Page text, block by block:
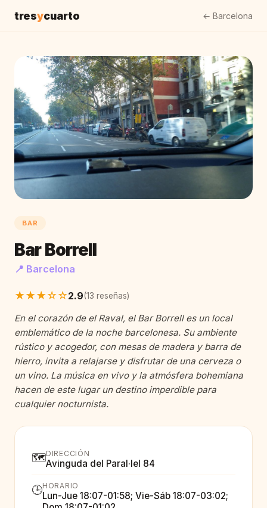
tresycuarto ← Barcelona
BAR
Bar Borrell
📍 Barcelona
★★★☆☆2.9(13 reseñas)
En el corazón de el Raval, el Bar Borrell es un local
emblemático de la noche barcelonesa. Su ambiente
rústico y acogedor, con mesas de madera y barra de
hierro, invita a relajarse y disfrutar de una cerveza o
un vino. La música en vivo y la atmósfera bohemiana
hacen de este lugar un destino imperdible para
cualquier nocturnista.
🗺️DIRECCIÓN
Avinguda del Paral·lel 84
🕒HORARIO
Lun-Jue 18:07-01:58; Vie-Sáb 18:07-03:02;